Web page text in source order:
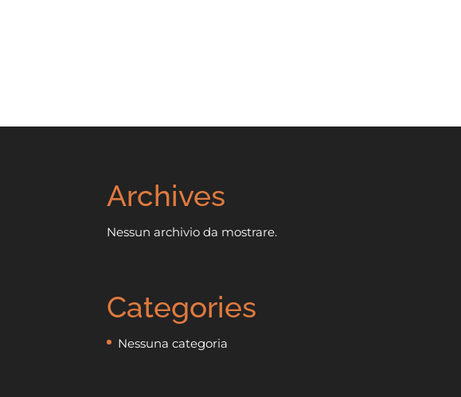
Archives
Nessun archivio da mostrare.
Categories
Nessuna categoria